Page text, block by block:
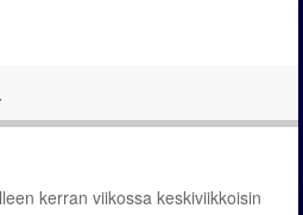
kerran viikossa keskiviikkoisin